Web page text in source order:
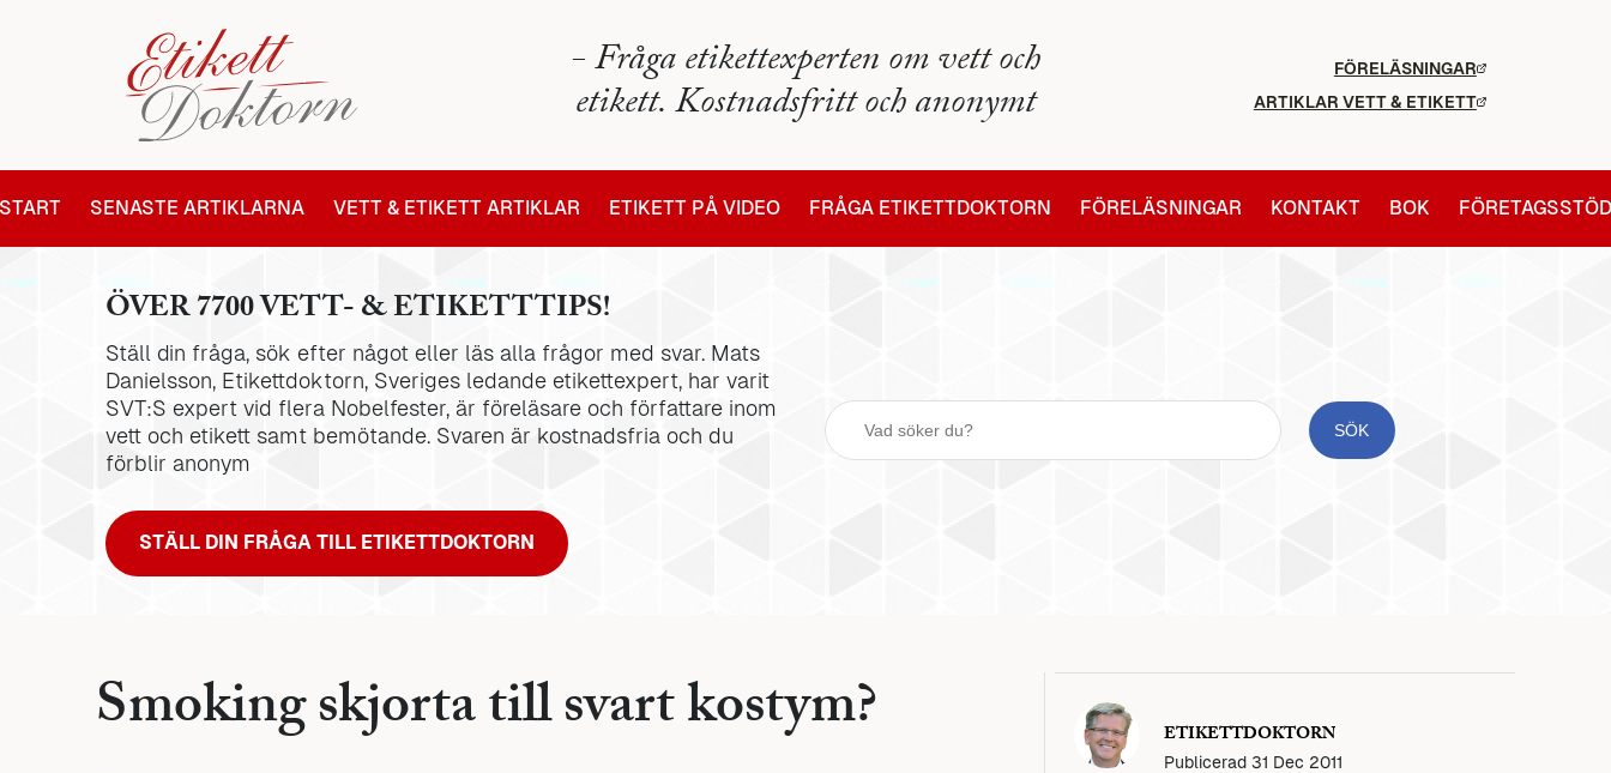
- Fråga etikettexperten om vett och
etikett. Kostnadsfritt och anonymt
FÖRELÄSNINGAR
ARTIKLAR VETT & ETIKETT
START SENASTE ARTIKLARNA VETT & ETIKETT ARTIKLAR ETIKETT PÅ VIDEO FRÅGA ETIKETTDOKTORN FÖRELÄSNINGAR KONTAKT BOK FÖRETAGSSTÖD
ÖVER 7700 VETT- & ETIKETTTIPS!
Ställ din fråga, sök efter något eller läs alla frågor med svar. Mats
Danielsson, Etikettdoktorn, Sveriges ledande etikettexpert, har varit
SVT:S expert vid flera Nobelfester, är föreläsare och författare inom
vett och etikett samt bemötande. Svaren är kostnadsfria och du
förblir anonym
STÄLL DIN FRÅGA TILL ETIKETTDOKTORN
Smoking skjorta till svart kostym? ETIKETTDOKTORN
Publicerad 31 Dec 2011